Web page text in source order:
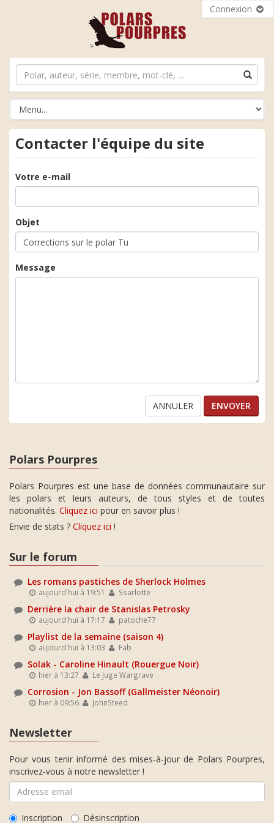
Connexion
Contacter l'équipe du site
Votre e-mail
Objet
Message
ANNULER
Polars Pourpres
Polars Pourpres est une base de données communautaire sur
les polars et leurs auteurs, de tous styles et de toutes
nationalités. Cliquez ici pour en savoir plus !
Envie de stats ? Cliquez ici !
Sur le forum
Les romans pastiches de Sherlock Holmes
aujourd'hui à 19:51 Ssarlotte
Derrière la chair de Stanislas Petrosky
aujourd'hui à 17:17 patoche77
Playlist de la semaine (saison 4)
aujourd'hui à 13:03 Fab
Solak - Caroline Hinault (Rouergue Noir)
hier à 13:27 Le Juge Wargrave
Corrosion - Jon Bassoff (Gallmeister Néonoir)
hier à 09:56 JohnSteed
Newsletter
Pour vous tenir informé des mises-à-jour de Polars Pourpres,
inscrivez-vous à notre newsletter !
Inscription Désinscription